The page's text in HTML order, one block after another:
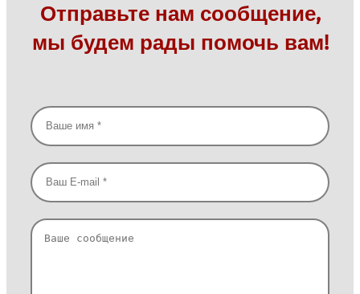
Отправьте нам сообщение,
мы будем рады помочь вам!